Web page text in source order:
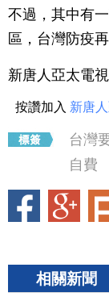
不過，其中有
區，台灣防疫
新唐人亞太
按讚加入 新唐
台灣
自費
相關新聞